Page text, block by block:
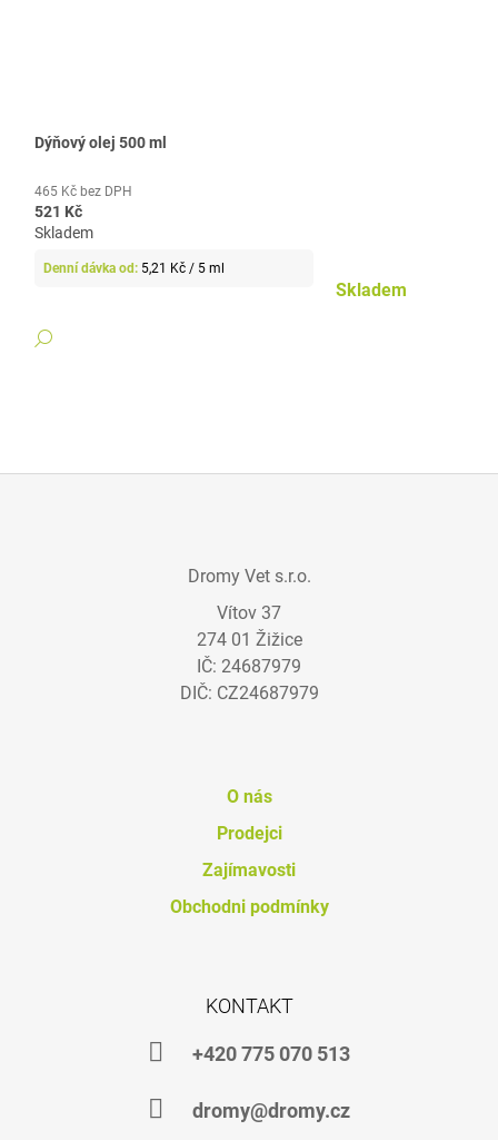
Dýňový olej 500 ml
465 Kč bez DPH
521 Kč
Skladem
Měrná
5,21 Kč / 5 ml
Skladem
DETAIL
Dromy Vet s.r.o.
Vítov 37
274 01 Žižice
IČ: 24687979
DIČ: CZ24687979
O nás
Prodejci
Zajímavosti
Obchodni podmínky
KONTAKT
+420 775 070 513
dromy@dromy.cz